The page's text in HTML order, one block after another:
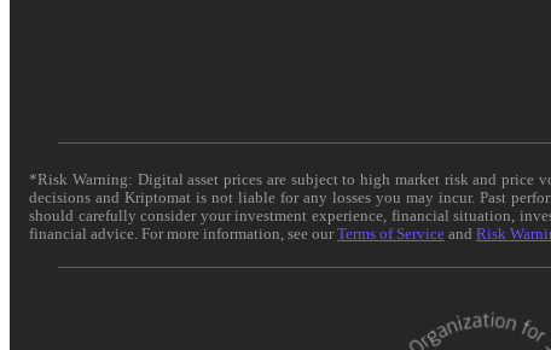
*Risk Warning: Digital asset prices are subject to high market risk and price
decisions and Kriptomat is not liable for any losses you may incur. Past
should carefully consider your investment experience, financial situation,
financial advice. For more information, see ourTerms of Service and Risk